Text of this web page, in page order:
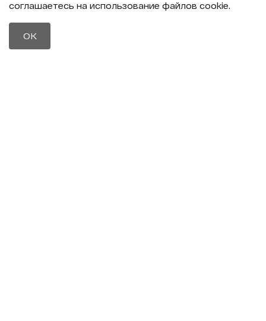
Политика конфиденциальности
8 (800) 600-40-37
соглашаетесь на использование файлов cookie.
OK